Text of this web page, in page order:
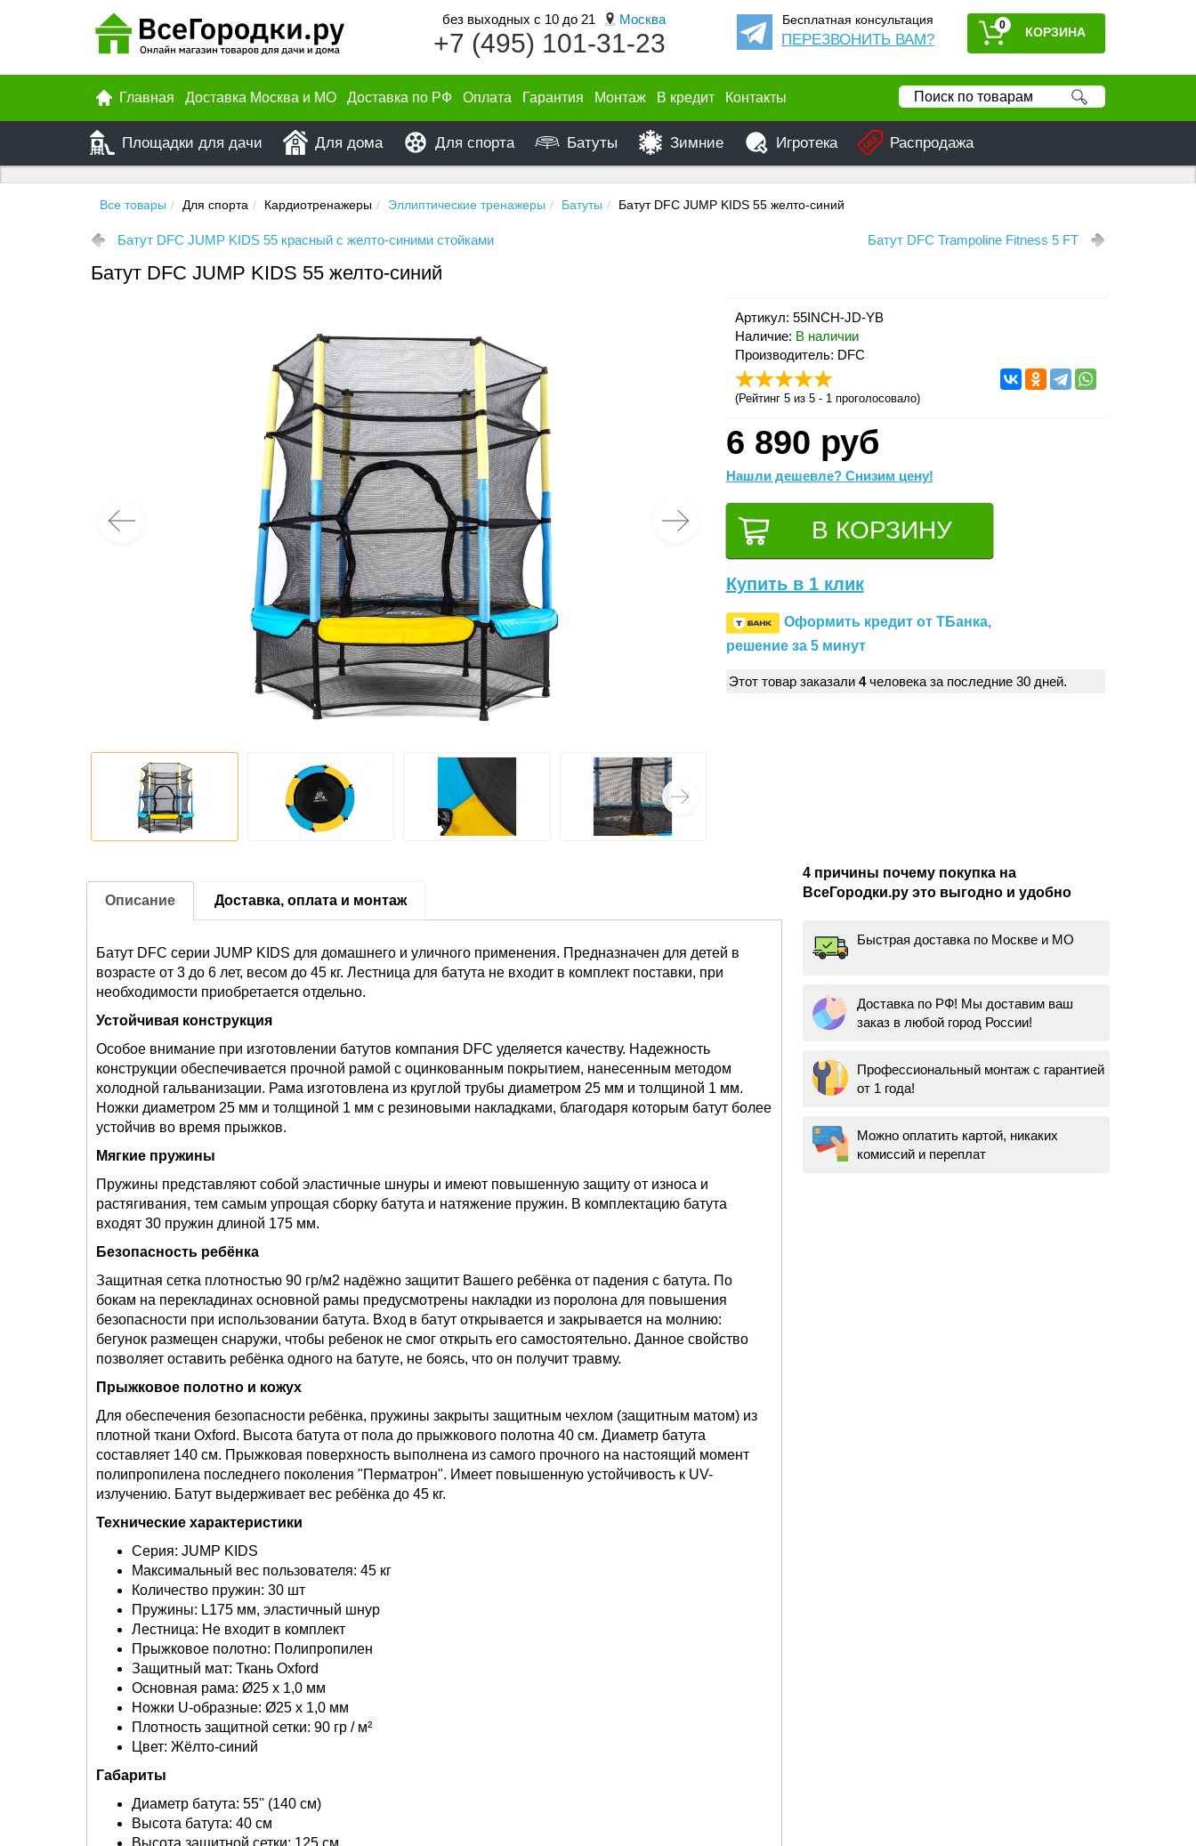
без выходных с 10 до 21 Москва
+7 (495) 101-31-23
Бесплатная консультация
ПЕРЕЗВОНИТЬ ВАМ?
0
Главная Доставка Москва и МО Доставка по РФ Оплата Гарантия Монтаж В кредит Контакты
Площадки для дачи Для дома Для спорта Батуты Зимние Игротека Распродажа
Все товары Для спорта Кардиотренажеры Эллиптические тренажеры Батуты Батут DFC JUMP KIDS 55 желто-синий
Батут DFC JUMP KIDS 55 красный с желто-синими стойками Батут DFC Trampoline Fitness 5 FT
Батут DFC JUMP KIDS 55 желто-синий
Артикул: 55INCH-JD-YB
Наличие: В наличии
Производитель: DFC
(Рейтинг 5из 5 - 1проголосовало)
6 890 руб
Нашли дешевле? Снизим цену!
Купить в 1 клик
Оформить кредит от ТБанка,
решение за 5 минут
Этот товар заказали 4человека за последние 30 дней.
Описание Доставка, оплата и монтаж
Батут DFC серии JUMP KIDS для домашнего и уличного применения. Предназначен для детей в
возрасте от 3 до 6 лет, весом до 45 кг. Лестница для батута не входит в комплект поставки, при
необходимости приобретается отдельно.
Устойчивая конструкция
Особое внимание при изготовлении батутов компания DFC уделяется качеству. Надежность
конструкции обеспечивается прочной рамой с оцинкованным покрытием, нанесенным методом
холодной гальванизации. Рама изготовлена из круглой трубы диаметром 25 мм и толщиной 1 мм.
Ножки диаметром 25 мм и толщиной 1 мм с резиновыми накладками, благодаря которым батут более
устойчив во время прыжков.
Мягкие пружины
Пружины представляют собой эластичные шнуры и имеют повышенную защиту от износа и
растягивания, тем самым упрощая сборку батута и натяжение пружин. В комплектацию батута
входят 30 пружин длиной 175 мм.
Безопасность ребёнка
Защитная сетка плотностью 90 гр/м2 надёжно защитит Вашего ребёнка от падения с батута. По
бокам на перекладинах основной рамы предусмотрены накладки из поролона для повышения
безопасности при использовании батута. Вход в батут открывается и закрывается на молнию:
бегунок размещен снаружи, чтобы ребенок не смог открыть его самостоятельно. Данное свойство
позволяет оставить ребёнка одного на батуте, не боясь, что он получит травму.
Прыжковое полотно и кожух
Для обеспечения безопасности ребёнка, пружины закрыты защитным чехлом (защитным матом) из
плотной ткани Oxford. Высота батута от пола до прыжкового полотна 40 см. Диаметр батута
составляет 140 см. Прыжковая поверхность выполнена из самого прочного на настоящий момент
полипропилена последнего поколения "Перматрон". Имеет повышенную устойчивость к UV-
излучению. Батут выдерживает вес ребёнка до 45 кг.
Технические характеристики
Серия: JUMP KIDS
Максимальный вес пользователя: 45 кг
Количество пружин: 30 шт
Пружины: L175 мм, эластичный шнур
Лестница: Не входит в комплект
Прыжковое полотно: Полипропилен
Защитный мат: Ткань Oxford
Основная рама: Ø25 х 1,0 мм
Ножки U-образные: Ø25 х 1,0 мм
Плотность защитной сетки: 90 гр / м²
Цвет: Жёлто-синий
Габариты
Диаметр батута: 55'' (140 см)
Высота батута: 40 см
Высота защитной сетки: 125 см
4 причины почему покупка на
ВсеГородки.ру это выгодно и удобно
Быстрая доставка по Москве и МО
Доставка по РФ! Мы доставим ваш
заказ в любой город России!
Профессиональный монтаж с гарантией
от 1 года!
Можно оплатить картой, никаких
комиссий и переплат